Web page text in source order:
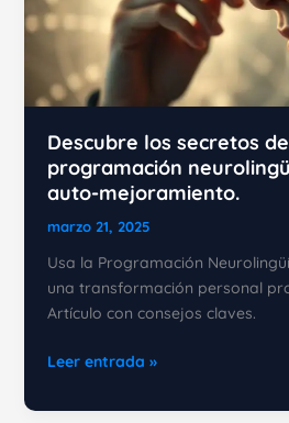
Descubre los secretos
programación
auto-mejoramiento.
marzo 21, 2025
Usa la Programación
una transformación personal
Artículo con consejos claves.
Descubre
secretos
Leer entrada »